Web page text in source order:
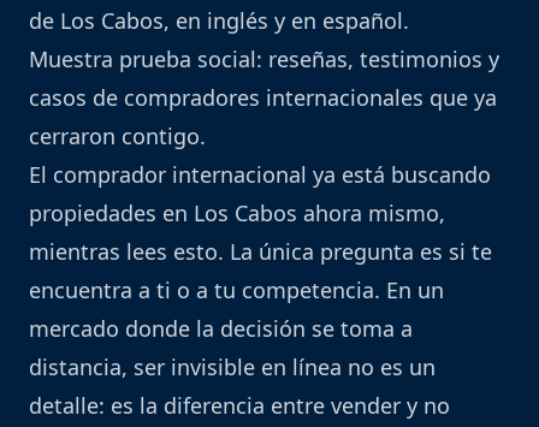
de Los Cabos, en inglés y en español.
Muestra prueba social: reseñas, testimonios y
casos de compradores internacionales que ya
cerraron contigo.
El comprador internacional ya está buscando
propiedades en Los Cabos ahora mismo,
mientras lees esto. La única pregunta es si te
encuentra a ti o a tu competencia. En un
mercado donde la decisión se toma a
distancia, ser invisible en línea no es un
detalle: es la diferencia entre vender y no